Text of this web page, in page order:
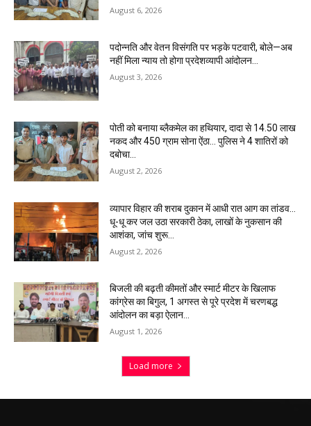
August 6, 2026
पदोन्नति और वेतन विसंगति पर भड़के पटवारी, बोले—अब
नहीं मिला न्याय तो होगा प्रदेशव्यापी आंदोलन…
August 3, 2026
पोती को बनाया ब्लैकमेल का हथियार, दादा से 14.50 लाख
नकद और 450 ग्राम सोना ऐंठा… पुलिस ने 4 शातिरों को
दबोचा…
August 2, 2026
व्यापार विहार की शराब दुकान में आधी रात आग का तांडव…
धू-धू कर जल उठा सरकारी ठेका, लाखों के नुकसान की
आशंका, जांच शुरू…
August 2, 2026
बिजली की बढ़ती कीमतों और स्मार्ट मीटर के खिलाफ
कांग्रेस का बिगुल, 1 अगस्त से पूरे प्रदेश में चरणबद्ध
आंदोलन का बड़ा ऐलान…
August 1, 2026
Load more